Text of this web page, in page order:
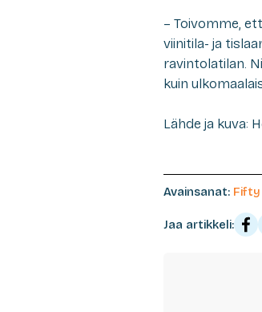
– Toivomme,
viinitila- ja
ravintolatilan.
kuin
Lähde ja kuva:
Avainsanat: Fifty
Jaa artikkeli: